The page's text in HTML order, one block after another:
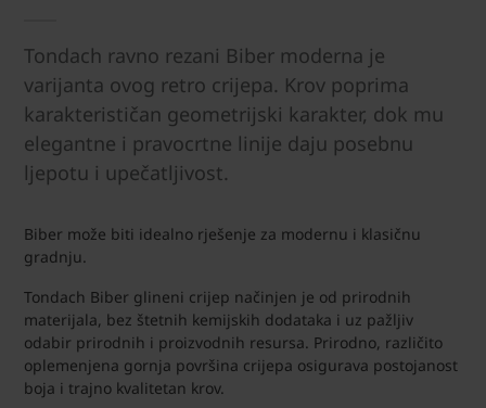
Tondach ravno rezani Biber moderna je
varijanta ovog retro crijepa. Krov poprima
karakterističan geometrijski karakter, dok mu
elegantne i pravocrtne linije daju posebnu
ljepotu i upečatljivost.
Biber može biti idealno rješenje za modernu i klasičnu
gradnju.
Tondach Biber glineni crijep načinjen je od prirodnih
materijala, bez štetnih kemijskih dodataka i uz pažljiv
odabir prirodnih i proizvodnih resursa. Prirodno, različito
oplemenjena gornja površina crijepa osigurava postojanost
boja i trajno kvalitetan krov.